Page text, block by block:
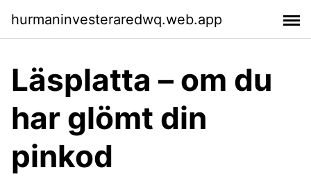
hurmaninvesteraredwq.web.app
Läsplatta – om du
har glömt din
pinkod